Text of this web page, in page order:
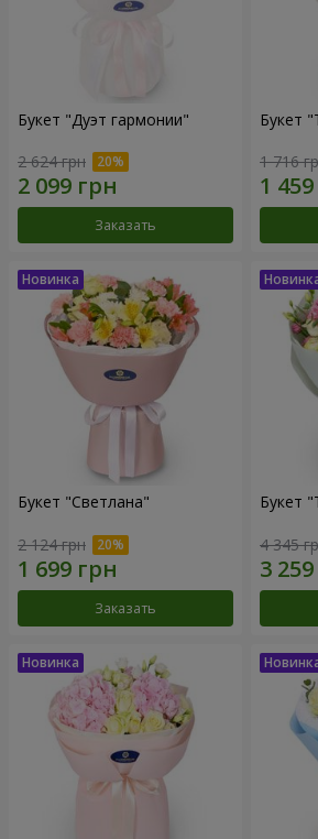
Букет "Дуэт гармонии"
2 624 грн
Заказать
Букет
1 716
Букет "Светлана"
2 124 грн
Заказать
Букет
4 345